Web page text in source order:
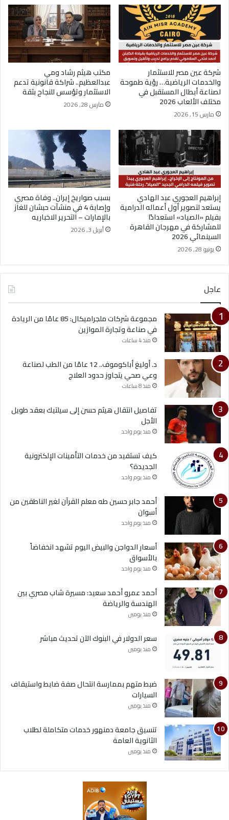
شركة عين مصر للاستثمار
والخدمات الرياضية… رؤية طموحة
لصناعة أبطال المستقبل في
مختلف الألعاب 2026
مارس 15, 2026
مكتب هيثم رشاد ومي
عبدالعظيم.. شراكة قانونية تدعم
الاستثمار وتؤسس للنجاح بثقة
مارس 28, 2026
إبراهيم العجوري عبد الهادي
يستعد لتصوير أول أعماله الدرامية
بفيلم «الصياد» استعدادًا
للمشاركة في مهرجان القاهرة
السينمائي 2026
يونيو 28, 2026
بسبب صواريخ إيران.. وفاة مصري
وإصابة 4 في منشآت حبشان للغاز
بالإمارات – التحرير الاخباريه
أبريل 3, 2026
عاجل
مجموعة شركات ملجراميكال: 85 عامًا من الريادة
في صناعة وتجارة الموازين
منذ 4 ساعات
د. أوليغ أباكوموف.. 12 عامًا من الطب لصناعة
وعي صحي يتجاوز حدود العلاج
منذ 8 ساعات
تفاصيل انتقال هيثم حسن إلى سيلتيك بعقد طويل
الأجل
منذ يوم واحد
كيف تستفيد من خدمات التأمينات الإلكترونية
الجديدة؟
منذ يوم واحد
أحمد جابر حسين طه معلم القرآن لغير الناطقين من
أسوان
منذ يوم واحد
أسعار الدواجن والبيض اليوم تشهد انخفاضاً
بالأسواق
منذ يوم واحد
أحمد عمرو أحمد سعيد: مسيرة شاب مصري بين
الهندسة والرياضة
منذ يومين
سعر الدولار في البنوك الآن تحديث مباشر
منذ يومين
ضبط متهم بممارسة انتحال صفة ضابط واستيقاف
السيارات
منذ يومين
تنسيق جامعة دمنهور خدمات متكاملة لطلاب
الثانوية العامة
منذ يومين